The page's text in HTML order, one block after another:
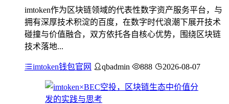
imtoken作为区块链领域的代表性数字资产服务平台，与
拥有深厚技术积淀的百度，在数字时代浪潮下展开技术
碰撞与价值融合，双方依托各自核心优势，围绕区块链
技术落地...
imtoken钱包官网 qbadmin 888 2026-08-07